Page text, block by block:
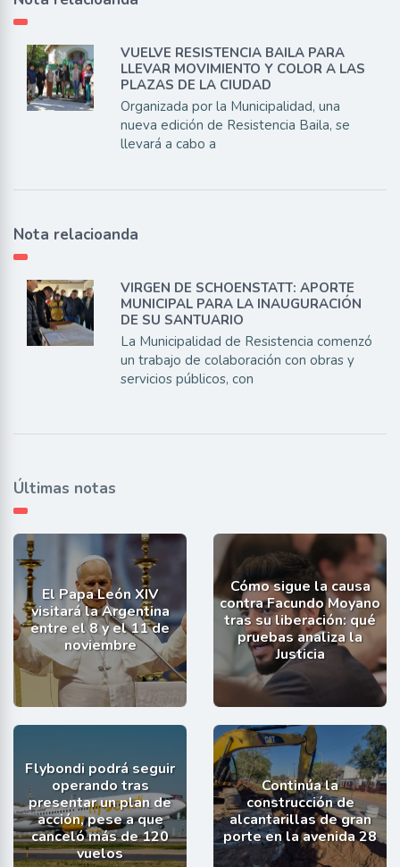
VUELVE RESISTENCIA BAILA PARA
LLEVAR MOVIMIENTO Y COLOR A LAS
PLAZAS DE LA CIUDAD
Organizada por la Municipalidad, una
nueva edición de Resistencia Baila, se
llevará a cabo a
Nota relacioanda
VIRGEN DE SCHOENSTATT: APORTE
MUNICIPAL PARA LA INAUGURACIÓN
DE SU SANTUARIO
La Municipalidad de Resistencia comenzó
un trabajo de colaboración con obras y
servicios públicos, con
Últimas notas
El Papa León XIV
visitará la Argentina
entre el 8 y el 11 de
noviembre
Cómo sigue la causa
contra Facundo Moyano
tras su liberación: qué
pruebas analiza la
Justicia
Flybondi podrá seguir
operando tras
presentar un plan de
acción, pese a que
canceló más de 120
vuelos
Continúa la
construcción de
alcantarillas de gran
porte en la avenida 28